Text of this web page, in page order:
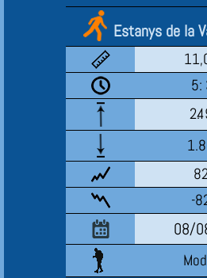
Estanys de la
5:
-
08/